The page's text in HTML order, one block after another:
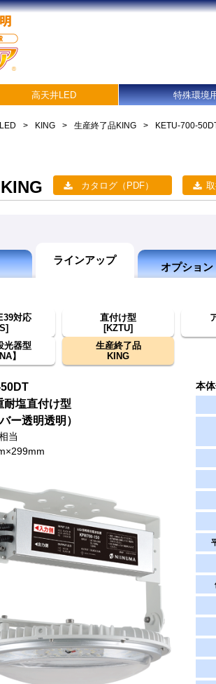
高天井LED 特殊環境
> KING > 生産終了品KING > KETU-700-
KING カタログ（PDF）
ラインアップ
オプション
対応
直付け型
[KZTU]
光器型
】
生産終了品
KING
耐塩直付け型
ー透明透明）
当
本